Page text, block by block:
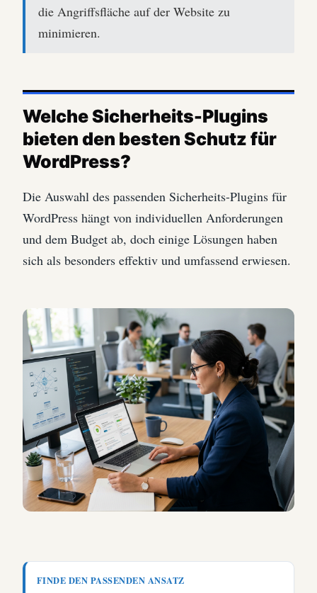
die Angriffsfläche auf der Website zu
minimieren.
Welche Sicherheits-Plugins
bieten den besten Schutz für
WordPress?
Die Auswahl des passenden Sicherheits-Plugins für
WordPress hängt von individuellen Anforderungen
und dem Budget ab, doch einige Lösungen haben
sich als besonders effektiv und umfassend erwiesen.
FINDE DEN PASSENDEN ANSATZ